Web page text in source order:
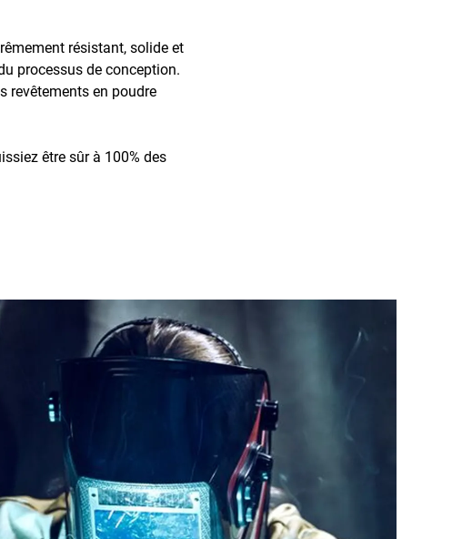
résistant, solide et
processus de conception.
revêtements en poudre
être sûr à 100% des